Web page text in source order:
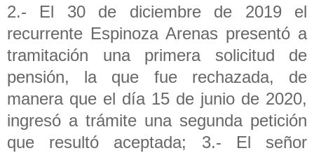
2.- El 30 de diciembre de 2019 el
recurrente Espinoza Arenas presentó a
tramitación una primera solicitud de
pensión, la que fue rechazada, de
manera que el día 15 de junio de 2020,
ingresó a trámite una segunda petición
que resultó aceptada; 3.- El señor